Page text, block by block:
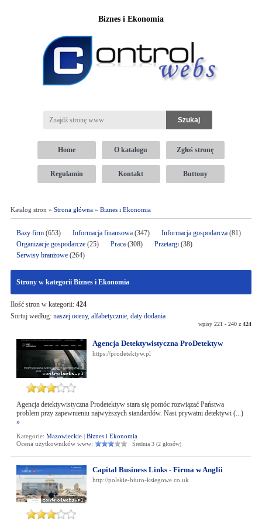
Biznes i Ekonomia
Home O katalogu Zgłoś stronę
Regulamin Kontakt Buttony
Katalog stron » Strona główna» Biznes i Ekonomia
Bazy firm(653) Informacja finansowa(347) Informacja gospodarcza(81)
Organizacje gospodarcze(25) Praca(308) Przetargi(38)
Serwisy branżowe(264)
Strony w kategorii Biznes i Ekonomia
Ilość stron w kategorii: 424
Sortuj według: naszej oceny, alfabetycznie, daty dodania
wpisy 221 - 240 z424
Agencja Detektywistyczna ProDetektyw
https://prodetektyw.pl
Agencja detektywistyczna Prodetektyw stara się pomóc rozwiązać Państwa
problem przy zapewnieniu najwyższych standardów. Nasi prywatni detektywi (...)
»
Kategorie: Mazowieckie| Biznes i Ekonomia
Ocena użytkowników www:
Średnia 3 (2 głosów)
Capital Business Links - Firma w Anglii
http://polskie-biuro-ksiegowe.co.uk